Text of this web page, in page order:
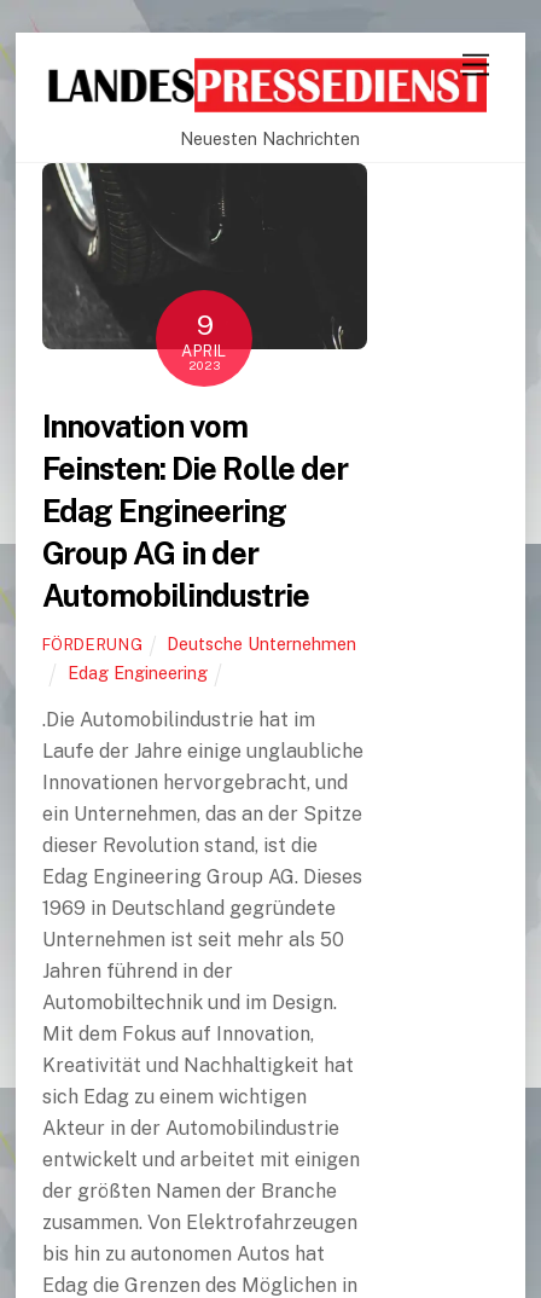
Neuesten Nachrichten
9
APRIL
2023
Innovation vom
Feinsten: Die Rolle der
Edag Engineering
Group AG in der
Automobilindustrie
FÖRDERUNG
Deutsche Unternehmen
Edag Engineering
.Die Automobilindustrie hat im
Laufe der Jahre einige unglaubliche
Innovationen hervorgebracht, und
ein Unternehmen, das an der Spitze
dieser Revolution stand, ist die
Edag Engineering Group AG. Dieses
1969 in Deutschland gegründete
Unternehmen ist seit mehr als 50
Jahren führend in der
Automobiltechnik und im Design.
Mit dem Fokus auf Innovation,
Kreativität und Nachhaltigkeit hat
sich Edag zu einem wichtigen
Akteur in der Automobilindustrie
entwickelt und arbeitet mit einigen
der größten Namen der Branche
zusammen. Von Elektrofahrzeugen
bis hin zu autonomen Autos hat
Edag die Grenzen des Möglichen in